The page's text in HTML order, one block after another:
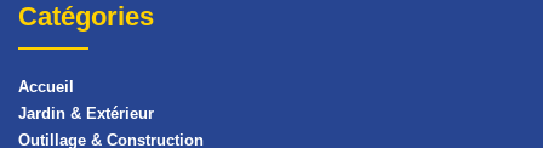
Catégories
Accueil
Jardin & Extérieur
Outillage & Construction